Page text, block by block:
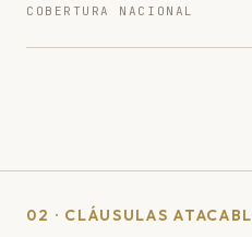
COBERTURA NACIONAL
02 · CLÁUSULAS